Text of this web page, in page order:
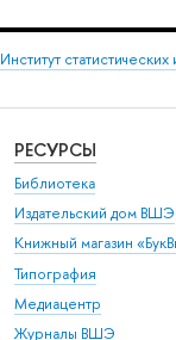
Институт
РЕСУРСЫ
Библиотека
Издательский дом ВШЭ
Книжный магазин
Типография
Медиацентр
Журналы ВШЭ